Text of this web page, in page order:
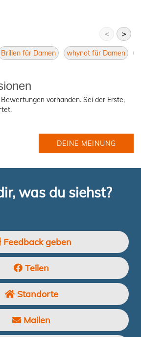
< >
Brillen für Damen whynot für Damen
vorhanden. Sei der Erste,
DEINE MEINUNG
was du siehst?
Feedback geben
Teilen
Standorte
Mailen